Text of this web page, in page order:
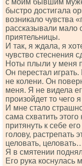
с моим бывшим
быстро достигала
возникало чувства
рассказывали мало
приятельницы.
И так, я ждала, я
чувство стеснения
Ноты плыли у меня
Он перестал
не колени. Он
меня. Я не видела
произойдет то чего
И мне стало
сама схватить
притянуть к себе
голову, растрепать
целовать,
Я в смятении
Его рука коснулась